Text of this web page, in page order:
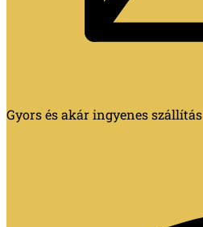
Gyors és akár ingyenes szállítás